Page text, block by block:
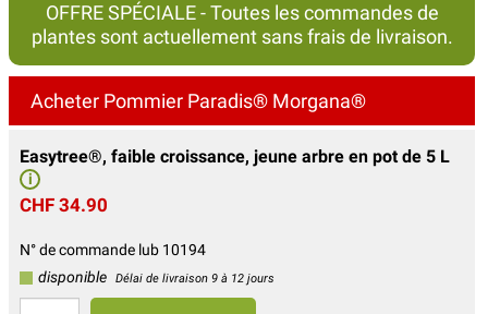
OFFRE SPÉCIALE - Toutes les commandes de
plantes sont actuellement sans frais de livraison.
Acheter Pommier Paradis® Morgana®
Easytree®, faible croissance, jeune arbre en pot de 5 L
i
CHF 34.90
N° de commande lub 10194
disponible
Délai de livraison 9 à 12 jours